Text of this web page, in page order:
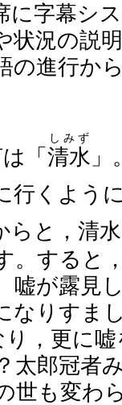
に字幕シ
状況の説
の進行か
「 清水
しみず
行くよう
らと，清
。すると
嘘が露見
なりすま
，更に
太郎冠者
世も変わ